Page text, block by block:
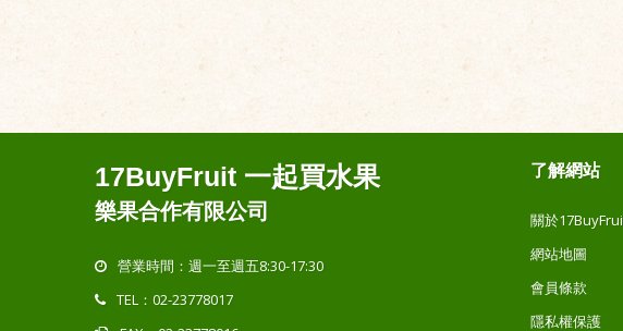
17BuyFruit 一起買水果
樂果合作有限公司
營業時間：週一至週五8:30-17:30
TEL：02-23778017
了解網站
關於
網站地圖
會員條款
隱私權保護